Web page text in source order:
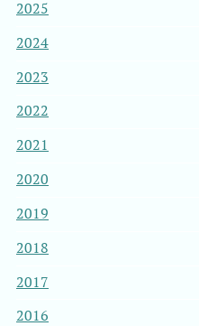
2025
2024
2023
2022
2021
2020
2019
2018
2017
2016